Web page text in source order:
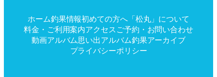
ホーム釣果情報初めての方へ「松丸」について
料金・ご利用案内アクセスご予約・お問い合わせ
動画アルバム思い出アルバム釣果アーカイブ
プライバシーポリシー